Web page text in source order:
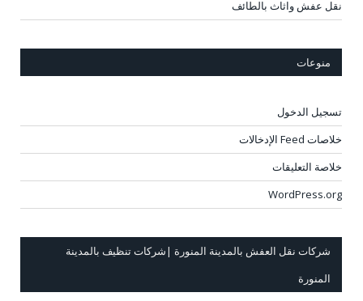
نقل عفش واثاث بالطائف
منوعات
تسجيل الدخول
خلاصات Feed الإدخالات
خلاصة التعليقات
WordPress.org
شركات نقل العفش بالمدينة المنورة |شركات تنظيف بالمدينة
المنورة